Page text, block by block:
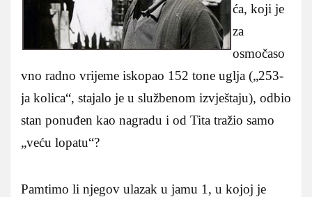
ća, koji je
za
osmočaso
vno radno vrijeme iskopao 152 tone uglja („253-
ja kolica“, stajalo je u službenom izvještaju), odbio
stan ponuđen kao nagradu i od Tita tražio samo
„veću lopatu“?
Pamtimo li njegov ulazak u jamu 1, u kojoj je